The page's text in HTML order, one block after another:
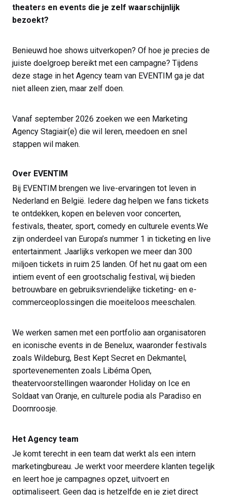
theaters en events die je zelf waarschijnlijk
bezoekt?
Benieuwd hoe shows uitverkopen? Of hoe je precies de
juiste doelgroep bereikt met een campagne? Tijdens
deze stage in het Agency team van EVENTIM ga je dat
niet alleen zien, maar zelf doen.
Vanaf september 2026 zoeken we een Marketing
Agency Stagiair(e) die wil leren, meedoen en snel
stappen wil maken.
Over EVENTIM
Bij EVENTIM brengen we live-ervaringen tot leven in
Nederland en België. Iedere dag helpen we fans tickets
te ontdekken, kopen en beleven voor concerten,
festivals, theater, sport, comedy en culturele events.We
zijn onderdeel van Europa’s nummer 1 in ticketing en live
entertainment. Jaarlijks verkopen we meer dan 300
miljoen tickets in ruim 25 landen. Of het nu gaat om een
intiem event of een grootschalig festival, wij bieden
betrouwbare en gebruiksvriendelijke ticketing- en e-
commerceoplossingen die moeiteloos meeschalen.
We werken samen met een portfolio aan organisatoren
en iconische events in de Benelux, waaronder festivals
zoals Wildeburg, Best Kept Secret en Dekmantel,
sportevenementen zoals Libéma Open,
theatervoorstellingen waaronder Holiday on Ice en
Soldaat van Oranje, en culturele podia als Paradiso en
Doornroosje.
Het Agency team
Je komt terecht in een team dat werkt als een intern
marketingbureau. Je werkt voor meerdere klanten tegelijk
en leert hoe je campagnes opzet, uitvoert en
optimaliseert. Geen dag is hetzelfde en je ziet direct